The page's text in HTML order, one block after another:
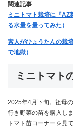
関連記事
ミニトマト栽培に『AZ
る水量を量ってみた）
素人がひょうたんの栽
で地獄）
ミニトマト
2025年4月下旬。祖母
行き野菜の苗を購入し
トマト苗コーナーを見